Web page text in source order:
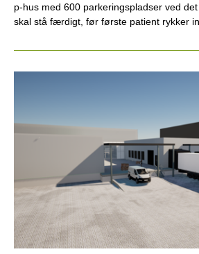
p-hus med 600 parkeringspladser ved
skal stå færdigt, før første patient rykker